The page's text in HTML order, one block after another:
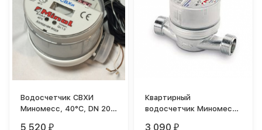
Водосчетчик СВХИ
Миномесс, 40°C, DN 20,
5 520 ₽
Квартирный
водосчетчик Миномесс
3 090 ₽